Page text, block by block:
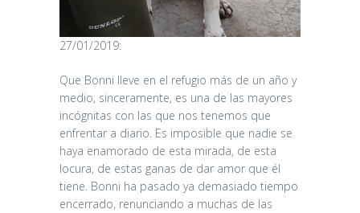
27/01/2019:
Que Bonni lleve en el refugio más de un año y
medio, sinceramente, es una de las mayores
incógnitas con las que nos tenemos que
enfrentar a diario. Es imposible que nadie se
haya enamorado de esta mirada, de esta
locura, de estas ganas de dar amor que él
tiene. Bonni ha pasado ya demasiado tiempo
encerrado, renunciando a muchas de las